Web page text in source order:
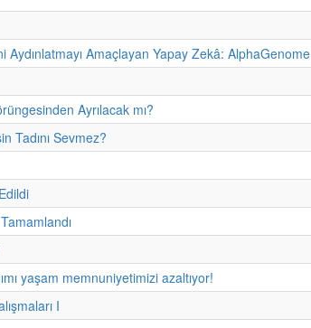
Amaçlayan Yapay Zekâ: AlphaGenome
Ayrılacak mı?
Tadını Sevmez?
yaşam memnuniyetimizi azaltıyor!
I